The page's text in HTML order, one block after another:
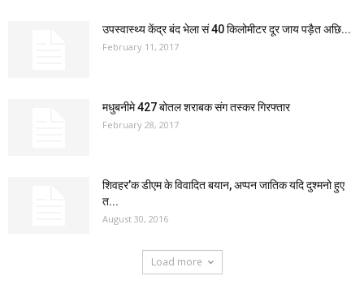
उपस्वास्थ्य केंद्र बंद भेला सं 40 किलोमीटर दूर जाय पड़ैत अछि...
February 11, 2017
मधुबनीमे 427 बोतल शराबक संग तस्कर गिरफ्तार
February 28, 2017
शिवहर’क डीएम के विवादित बयान, अप्पन जातिक यदि दुश्मनो हुए
त...
August 30, 2016
Load more